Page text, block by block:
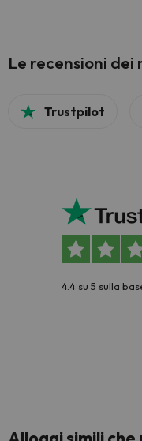
Le recensioni
Trustpilot
4.4 su 5 sulla